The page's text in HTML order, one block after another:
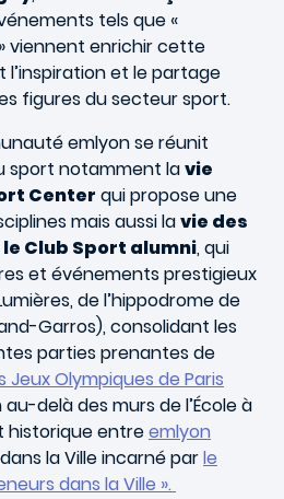
tels que «
viennent enrichir cette
et le partage
figures du secteur sport.
emlyon se réunit
sport notamment lavie
Center qui propose une
mais aussi lavie des
Club Sport alumni, qui
et événements prestigieux
de l’hippodrome de
Garros), consolidant les
parties prenantes de
Jeux Olympiques de Paris
au-delà des murs de l’École à
historique entreemlyon
la Ville incarné parle
dans la Ville ».